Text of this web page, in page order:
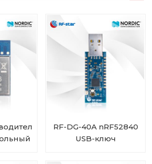
RF-DG-40A nRF52840
USB-ключ